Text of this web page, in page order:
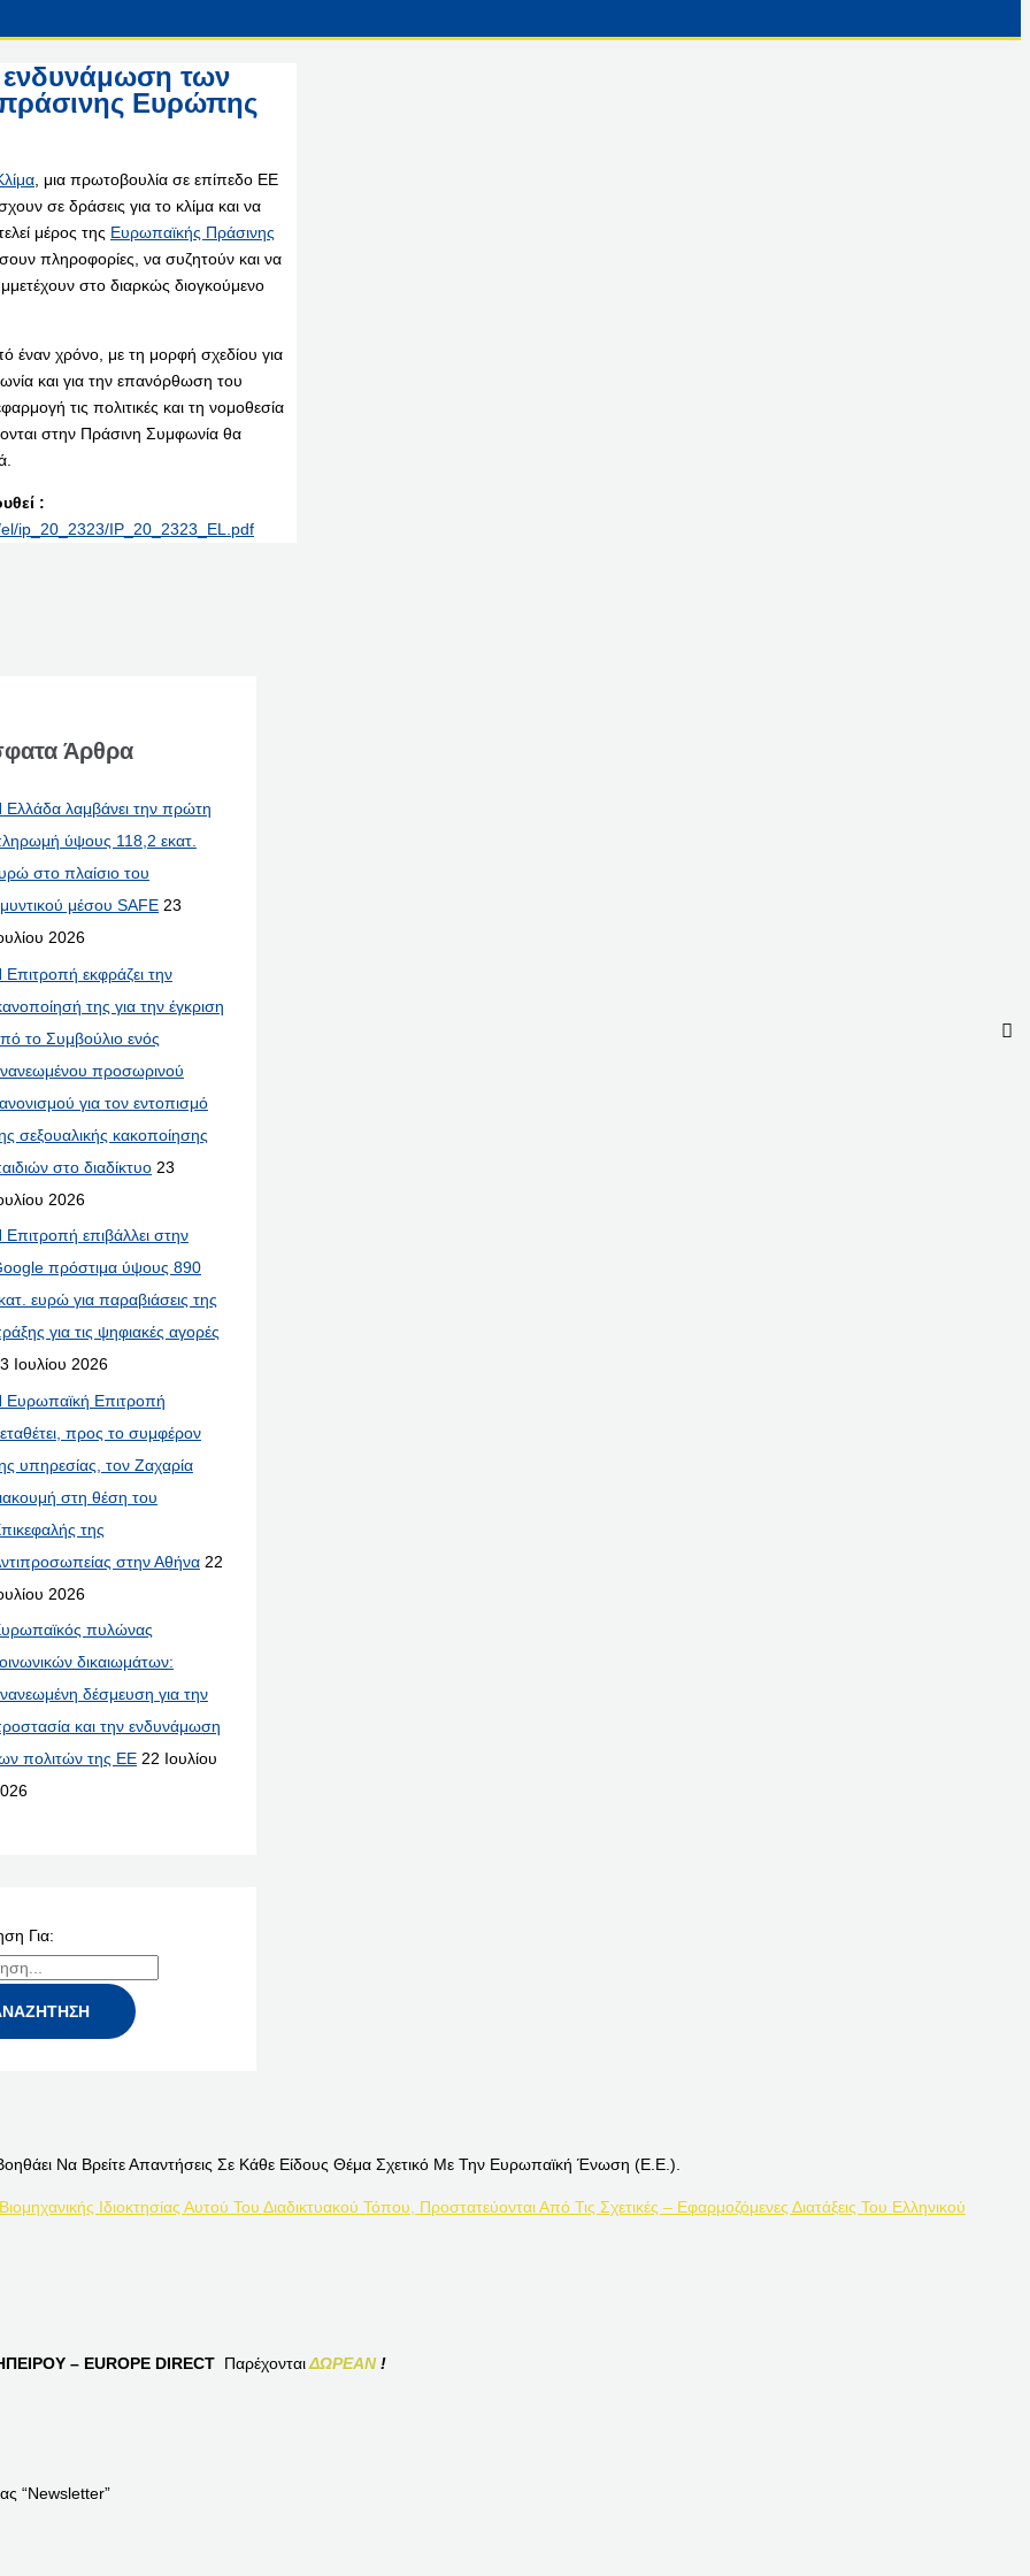
των
Ευρώπης
, μια πρωτοβουλία σε επίπεδο ΕΕ
σε δράσεις για το κλίμα και να
μέρος της Ευρωπαϊκής Πράσινης
πληροφορίες, να συζητούν και να
στο διαρκώς διογκούμενο
έναν χρόνο, με τη μορφή σχεδίου για
και για την επανόρθωση του
τις πολιτικές και τη νομοθεσία
στην Πράσινη Συμφωνία θα
:
ip_20_2323/IP_20_2323_EL.pdf
Άρθρα
Ελλάδα λαμβάνει την πρώτη
ύψους 118,2 εκατ.
στο πλαίσιο του
μέσου SAFE 23
2026
Επιτροπή εκφράζει την
της για την έγκριση
το Συμβούλιο ενός
προσωρινού
για τον εντοπισμό
σεξουαλικής κακοποίησης
στο διαδίκτυο 23
2026
Επιτροπή επιβάλλει στην
πρόστιμα ύψους 890
ευρώ για παραβιάσεις της
για τις ψηφιακές αγορές
Ιουλίου 2026
Ευρωπαϊκή Επιτροπή
προς το συμφέρον
υπηρεσίας, τον Ζαχαρία
στη θέση του
της
στην Αθήνα 22
2026
πυλώνας
δικαιωμάτων:
δέσμευση για την
και την ενδυνάμωση
πολιτών της ΕΕ 22 Ιουλίου
Για:
Να Βρείτε Απαντήσεις Σε Κάθε Είδους Θέμα Σχετικό Με Την Ευρωπαϊκή Ένωση (Ε.Ε.).
Ιδιοκτησίας Αυτού Του Διαδικτυακού Τόπου, Προστατεύονται Από Τις Σχετικές – Εφαρμοζόμενες Διατάξεις Του Ελληνικού
– EUROPE DIRECT ΠαρέχονταιΔΩΡΕΑΝ!
“Newsletter”